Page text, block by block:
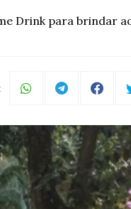
Drink para brindar